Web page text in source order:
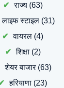
राज्य(63)
लाइफ स्टाइल(31)
वायरल (4)
शिक्षा(2)
शेयर बाजार(63)
हरियाणा (23)